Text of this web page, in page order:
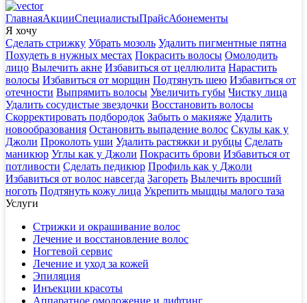
ГлавнаяАкцииСпециалистыПрайсАбонементы
Я хочу
Сделать стрижку Убрать мозоль Удалить пигментные пятна
Похудеть в нужных местах Покрасить волосы Омолодить
лицо Вылечить акне Избавиться от целлюлита Нарастить
волосы Избавиться от морщин Подтянуть шею Избавиться от
отечности Выпрямить волосы Увеличить губы Чистку лица
Удалить сосудистые звездочки Восстановить волосы
Скорректировать подбородок Забыть о макияже Удалить
новообразования Остановить выпадение волос Скулы как у
Джоли Проколоть уши Удалить растяжки и рубцы Сделать
маникюр Углы как у Джоли Покрасить брови Избавиться от
потливости Сделать педикюр Профиль как у Джоли
Избавиться от волос навсегда Загореть Вылечить вросший
ноготь Подтянуть кожу лица Укрепить мыщцы малого таза
Услуги
Стрижки и окрашивание волос
Лечение и восстановление волос
Ногтевой сервис
Лечение и уход за кожей
Эпиляция
Инъекции красоты
Аппаратное омоложение и лифтинг